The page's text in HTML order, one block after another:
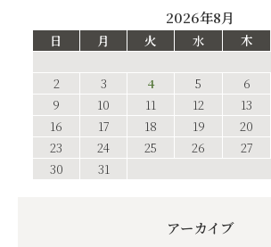
2026年8月
日 月 火 水 木
2
3 4 5 6
9
10 11 12 13
16
17 18 19 20
23
24 25 26 27
30
31
アーカイブ